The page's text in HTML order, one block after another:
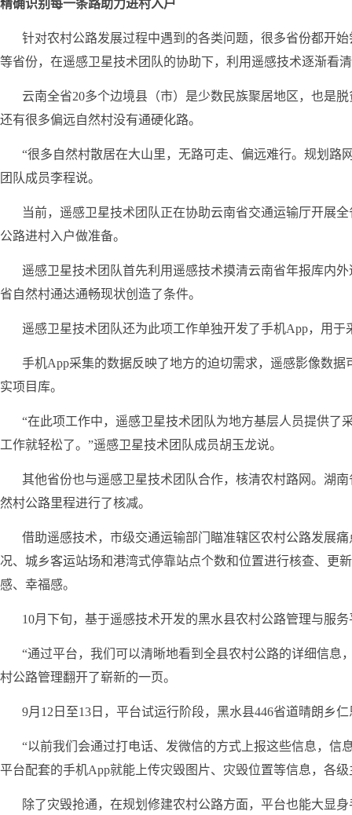
精确识别每一条路助力进村入户
针对农村公路发展过程中遇到的各类问题，很多省份都开
等省份，在遥感卫星技术团队的协助下，利用遥感技术逐渐看
云南全省20多个边境县（市）是少数民族聚居地区，也是
还有很多偏远自然村没有通硬化路。
“很多自然村散居在大山里，无路可走、偏远难行。规划路
团队成员李程说。
当前，遥感卫星技术团队正在协助云南省交通运输厅开展
公路进村入户做准备。
遥感卫星技术团队首先利用遥感技术摸清云南省年报库内
省自然村通达通畅现状创造了条件。
遥感卫星技术团队还为此项工作单独开发了手机App，用
手机App采集的数据反映了地方的迫切需求，遥感影像数
实项目库。
“在此项工作中，遥感卫星技术团队为地方基层人员提供
工作就轻松了。”遥感卫星技术团队成员胡玉龙说。
其他省份也与遥感卫星技术团队合作，核清农村路网。湖
然村公路里程进行了核减。
借助遥感技术，市级交通运输部门瞄准辖区农村公路发展
况、城乡客运站场和港湾式停靠站点个数和位置进行核查、更
感、幸福感。
10月下旬，基于遥感技术开发的黑水县农村公路管理与服
“通过平台，我们可以清晰地看到全县农村公路的详细信息
村公路管理翻开了崭新的一页。
9月12日至13日，平台试运行阶段，黑水县446省道晴朗乡
“以前我们会通过打电话、发微信的方式上报这些信息，信
平台配套的手机App就能上传灾毁图片、灾毁位置等信息，各
除了灾毁抢通，在规划修建农村公路方面，平台也能大显身